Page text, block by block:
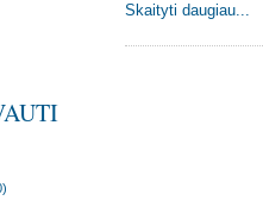
Skaityti daugiau...
)